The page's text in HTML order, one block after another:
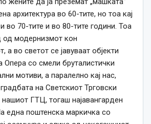
архитектура во 60-тите, но тоа кај
во 70-тите и во 80-тите години. Тоа
од модернизмот кон
а во светот се јавуваат објекти
Опера со смели бруталистички
мотиви, а паралелно кај нас,
на Светскиот Трговски
ГТЦ, тогаш најавангарден
една поштенска маркичка со